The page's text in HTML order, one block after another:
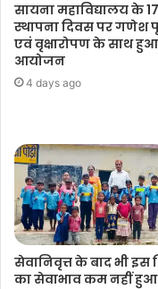
सायना महाविद्यालय के
स्थापना दिवस पर गणेश
एवं वृक्षारोपण के साथ
आयोजन
4 days ago
सेवानिवृत्त के बाद भी इस
का सेवाभाव कम नहीं हुआ